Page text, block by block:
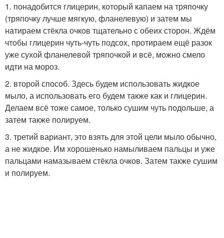
1. понадобится глицерин, который капаем на тряпочку
(тряпочку лучше мягкую, фланелевую) и затем мы
натираем стёкла очков тщательно с обеих сторон. Ждём
чтобы глицерин чуть-чуть подсох, протираем ещё разок
уже сухой фланелевой тряпочкой и всё, можно смело
идти на мороз.
2. второй способ. Здесь будем использовать жидкое
мыло, а использовать его будем также как и глицерин.
Делаем всё тоже самое, только сушим чуть подольше, а
затем также полируем.
3. третий вариант, это взять для этой цели мыло обычно,
а не жидкое. Им хорошенько намыливаем пальцы и уже
пальцами намазываем стёкла очков. Затем также сушим
и полируем.